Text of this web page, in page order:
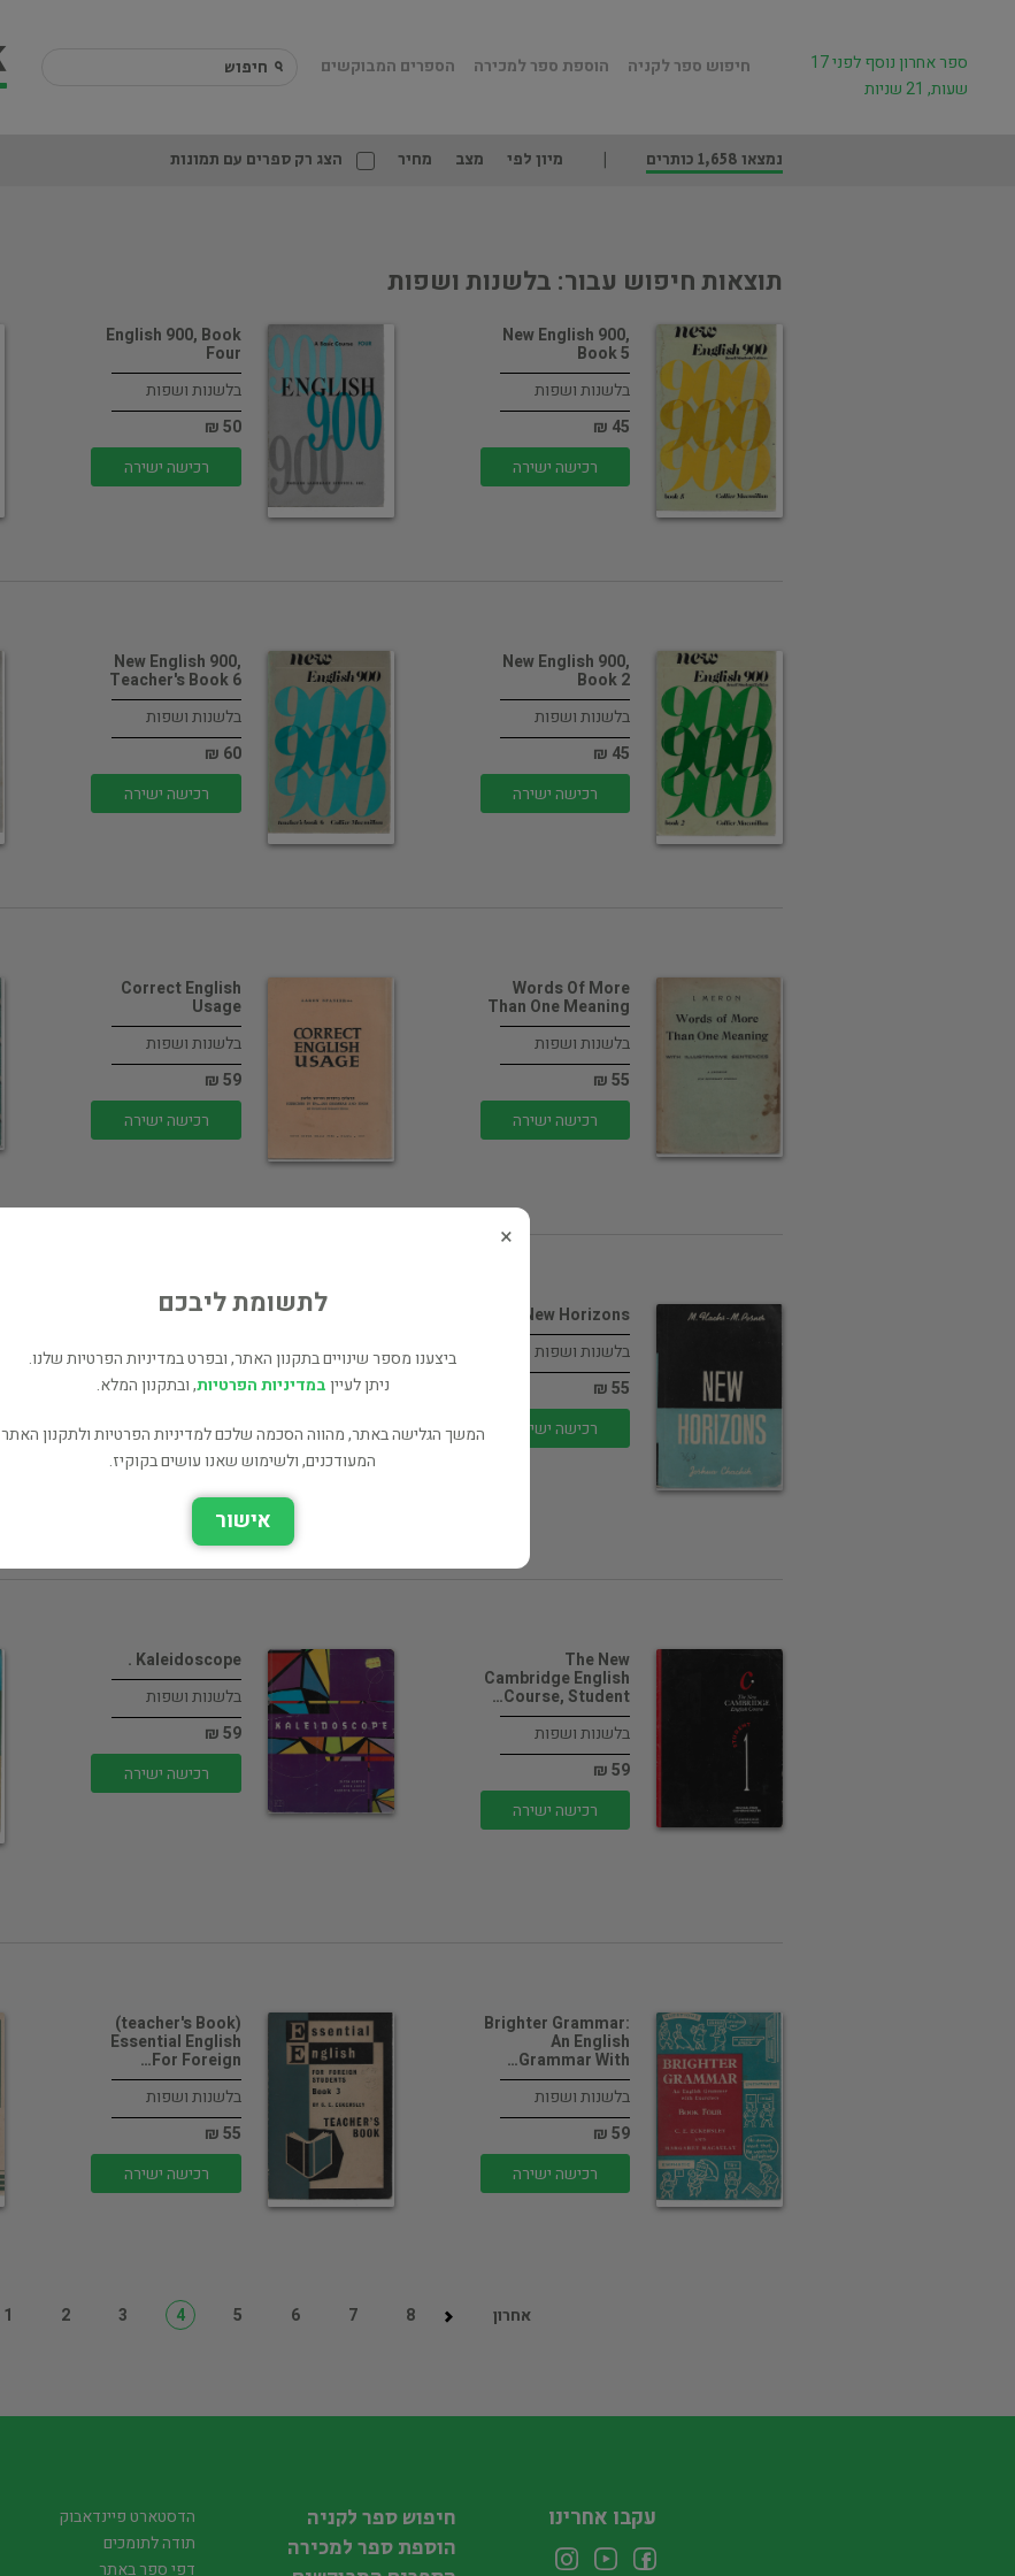
חיפוש ספר לקניה הוספת ספר למכירה הספרים המבוקשים
ספר אחרון נוסף לפני 17
שעות, 21 שניות
נמצאו 1,658 כותרים מיון לפי מצב מחיר הצג רק ספרים עם תמונות
תוצאות חיפוש עבור: בלשנות ושפות
New English 900,
Book 5
בלשנות ושפות
45 ₪
רכישה ישירה
English 900, Book
Four
בלשנות ושפות
50 ₪
רכישה ישירה
New English 900,
Book 2
בלשנות ושפות
45 ₪
רכישה ישירה
New English 900,
Teacher's Book 6
בלשנות ושפות
60 ₪
רכישה ישירה
Words Of More
Than One Meaning
בלשנות ושפות
55 ₪
רכישה ישירה
Correct English
Usage
בלשנות ושפות
59 ₪
רכישה ישירה
New Horizons
בלשנות ושפות
55 ₪
רכישה ישירה
Getting Ahead
בלשנות ושפות
49 ₪
רכישה ישירה
The New
Cambridge English
Course, Student…
בלשנות ושפות
59 ₪
רכישה ישירה
Kaleidoscope .
בלשנות ושפות
59 ₪
רכישה ישירה
Brighter Grammar:
An English
Grammar With…
בלשנות ושפות
59 ₪
רכישה ישירה
(teacher's Book)
Essential English
For Foreign…
בלשנות ושפות
55 ₪
רכישה ישירה
1 2 3 4 5 6 7 8 אחרון
×
לתשומת ליבכם
ביצענו מספר שינויים בתקנון האתר, ובפרט במדיניות הפרטיות שלנו.
ניתן לעייןבמדיניות הפרטיות, ובתקנון המלא.
המשך הגלישה באתר, מהווה הסכמה שלכם למדיניות הפרטיות ולתקנון האתר
המעודכנים, ולשימוש שאנו עושים בקוקיז.
אישור
עקבו אחרינו
חיפוש ספר לקניה
הוספת ספר למכירה
הדסטארט פיינדאבוק
תודה לתומכים
דפי ספר באתר